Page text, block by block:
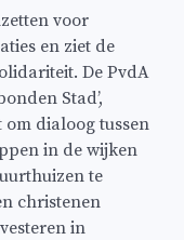
voor
en ziet de
De PvdA
Stad’,
dialoog tussen
in de wijken
te
christenen
in